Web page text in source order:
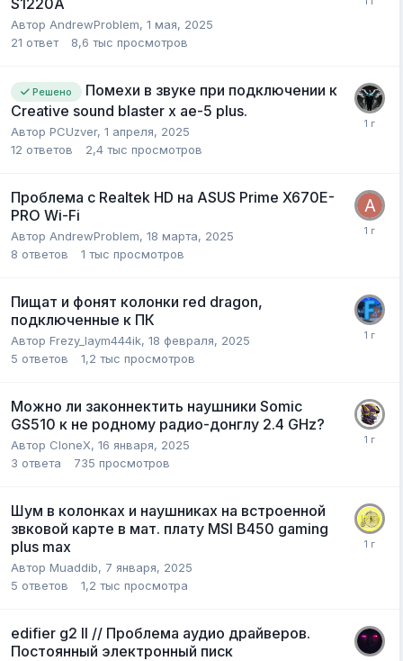
S1220A
Автор AndrewProblem, 1 мая, 2025
21 ответ 8,6 тыс просмотров
Решено
Помехи в звуке при подключении к
Creative sound blaster x ae-5 plus.
Автор PCUzver, 1 апреля, 2025
12 ответов 2,4 тыс просмотров
Проблема с Realtek HD на ASUS Prime X670E-
PRO Wi-Fi
Автор AndrewProblem, 18 марта, 2025
8 ответов 1 тыс просмотров
Пищат и фонят колонки red dragon,
подключенные к ПК
Автор Frezy_laym444ik, 18 февраля, 2025
5 ответов 1,2 тыс просмотров
Можно ли законнектить наушники Somic
GS510 к не родному радио-донглу 2.4 GHz?
Автор CloneX, 16 января, 2025
3 ответа 735 просмотров
Шум в колонках и наушниках на встроенной
звковой карте в мат. плату MSI B450 gaming
plus max
Автор Muaddib, 7 января, 2025
5 ответов 1,2 тыс просмотра
edifier g2 II // Проблема аудио драйверов.
Постоянный электронный писк